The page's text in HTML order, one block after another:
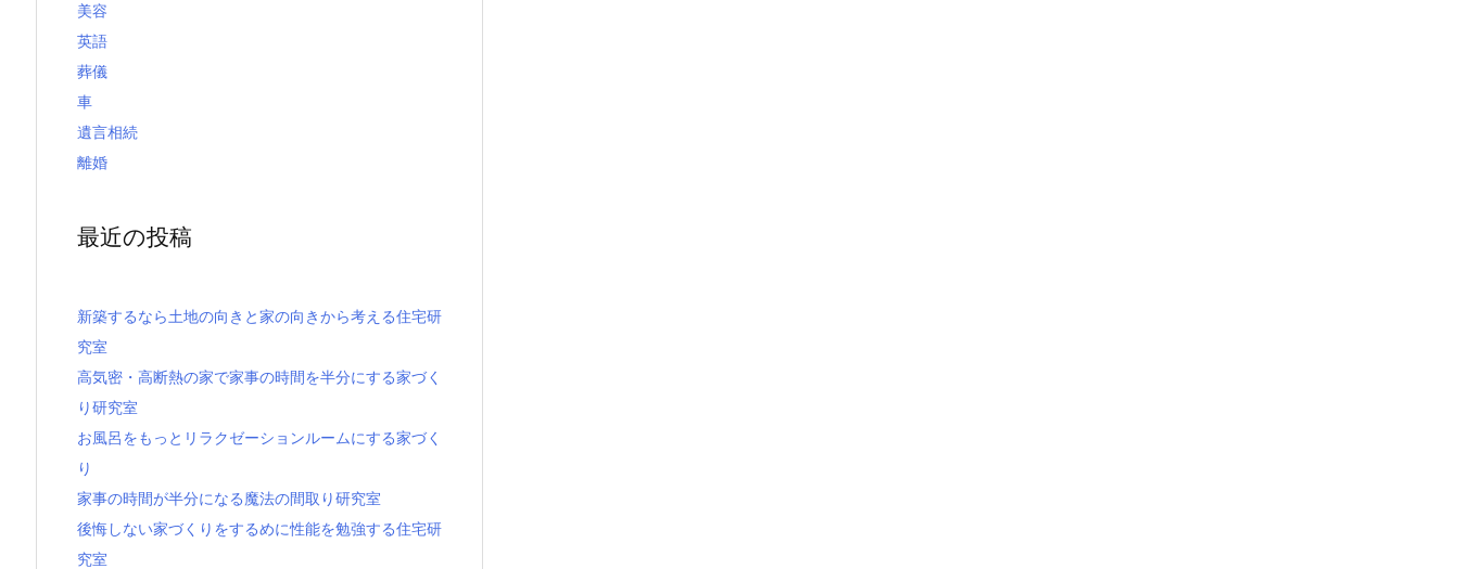
美容
英語
葬儀
車
遺言相続
離婚
最近の投稿
新築するなら土地の向きと家の向きから考える住宅研
究室
高気密・高断熱の家で家事の時間を半分にする家づく
り研究室
お風呂をもっとリラクゼーションルームにする家づく
り
家事の時間が半分になる魔法の間取り研究室
後悔しない家づくりをするめに性能を勉強する住宅研
究室